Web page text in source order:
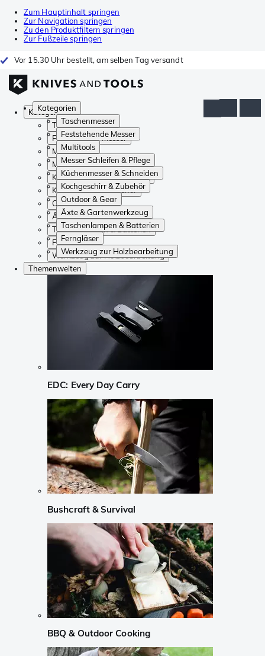
Zum Hauptinhalt springen
Zur Navigation springen
Zu den Produktfiltern springen
Zur Fußzeile springen
Vor 15.30 Uhr bestellt, am selben Tag versandt
Kategorien
Taschenmesser
Feststehende Messer
Multitools
Messer Schleifen & Pflege
Küchenmesser & Schneiden
Kochgeschirr & Zubehör
Outdoor & Gear
Äxte & Gartenwerkzeug
Taschenlampen & Batterien
Ferngläser
Werkzeug zur Holzbearbeitung
Kategorien
Taschenmesser
Feststehende Messer
Multitools
Messer Schleifen & Pflege
Küchenmesser & Schneiden
Kochgeschirr & Zubehör
Outdoor & Gear
Äxte & Gartenwerkzeug
Taschenlampen & Batterien
Ferngläser
Werkzeug zur Holzbearbeitung
Themenwelten
EDC: Every Day Carry
Bushcraft & Survival
BBQ & Outdoor Cooking